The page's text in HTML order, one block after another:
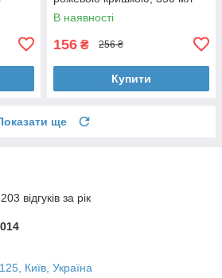
В наявності
156 ₴ 256 ₴
Купити
ще
відгуків за рік
Київ, Україна